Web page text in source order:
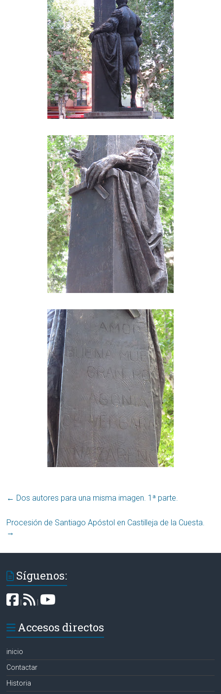
← Dos autores para una misma imagen. 1ª parte.
Procesión de Santiago Apóstol en Castilleja de la Cuesta.
→
Síguenos:
|
Accesos directos
inicio
Contactar
Historia